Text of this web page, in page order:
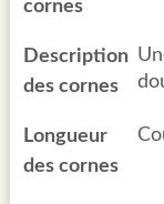
cornes
Description
des cornes
Longueur
des cornes